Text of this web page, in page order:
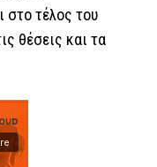
στο τέλος του
θέσεις και τα